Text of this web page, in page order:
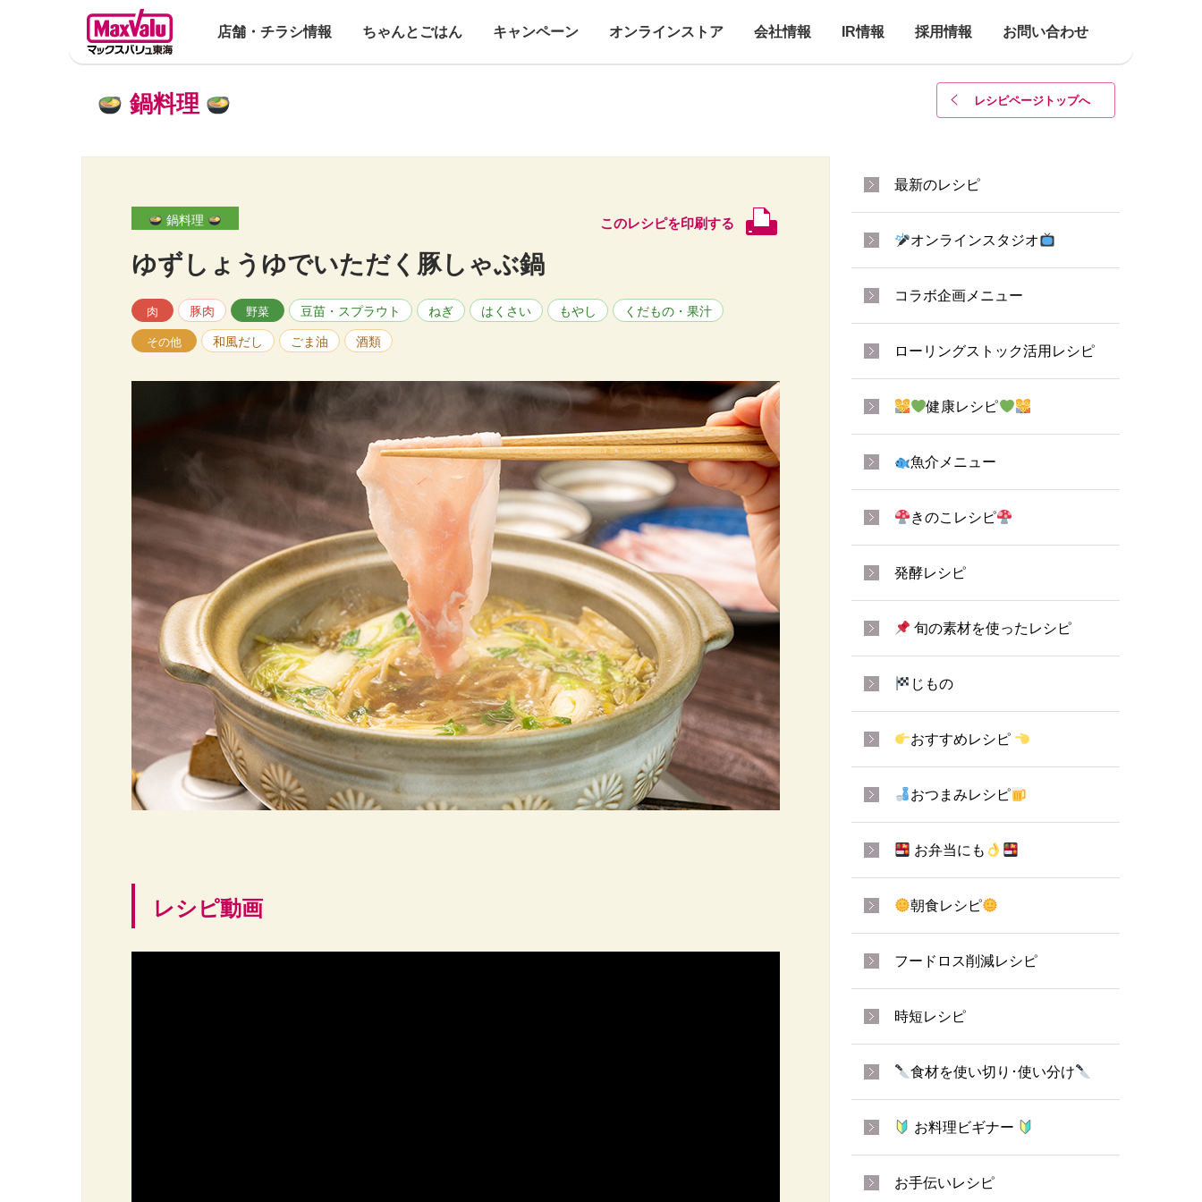
店舗・チラシ情報 ちゃんとごはん キャンペーン オンラインストア 会社情報 IR情報 採用情報 お問い合わせ
レシピページトップへ
鍋料理
鍋料理 このレシピを印刷する
ゆずしょうゆでいただく豚しゃぶ鍋
肉 豚肉 野菜 豆苗・スプラウト ねぎ はくさい もやし くだもの・果汁
その他 和風だし ごま油 酒類
レシピ動画
最新のレシピ
オンラインスタジオ
コラボ企画メニュー
ローリングストック活用レシピ
健康レシピ
魚介メニュー
きのこレシピ
発酵レシピ
旬の素材を使ったレシピ
じもの
おすすめレシピ
おつまみレシピ
お弁当にも
朝食レシピ
フードロス削減レシピ
時短レシピ
食材を使い切り･使い分け
お料理ビギナー
お手伝いレシピ